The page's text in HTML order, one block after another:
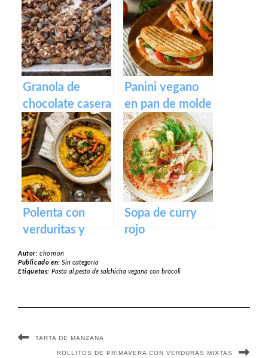
cacahuete
Granola de
chocolate casera
Panini vegano
en pan de molde
Polenta con
verduritas y
Sopa de curry
rojo
Autor:chomon
Publicado en:Sin categoría
Etiquetas: Pasta al pesto de salchicha vegana con brócoli
TARTA DE MANZANA
ROLLITOS DE PRIMAVERA CON VERDURAS MIXTAS